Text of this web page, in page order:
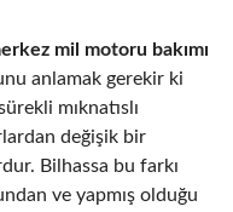
mil motoru bakımı
anlamak gerekir ki
mıknatıslı
değişik bir
Bilhassa bu farkı
ve yapmış olduğu